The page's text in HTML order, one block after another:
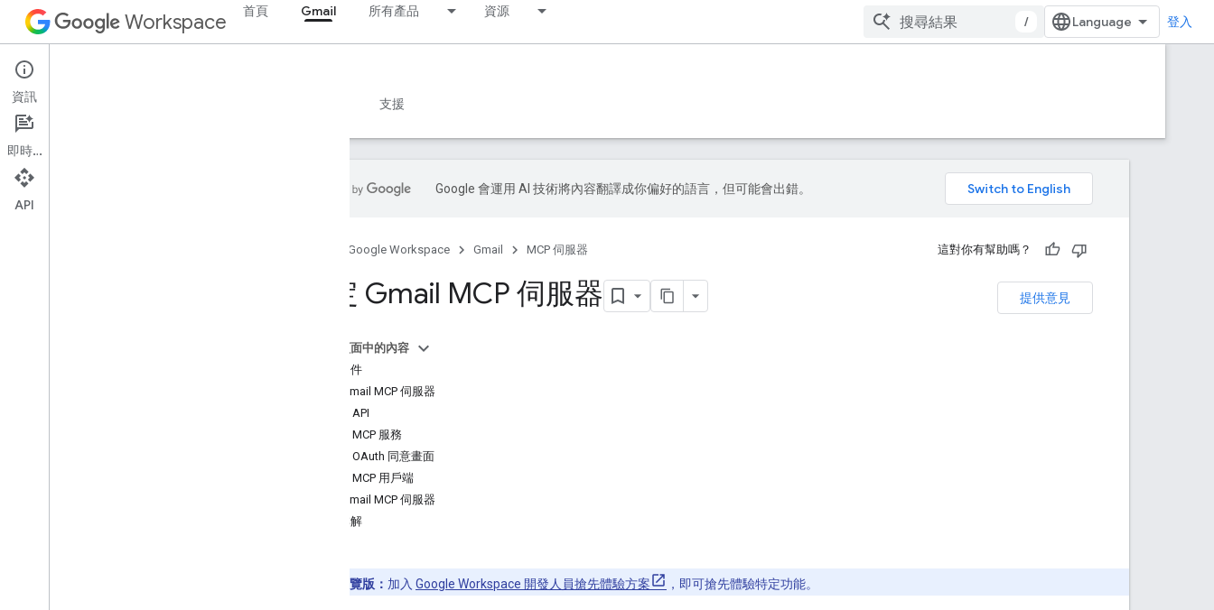
Workspace 首頁 Gmail 所有產品 資源
/ 登入
Gmail
總覽 支援
Google 會運用 AI 技術將內容翻譯成你偏好的語言，但可能會出錯。
Google Workspace Gmail MCP 伺服器 這對你有幫助嗎？
提供意見
設定 Gmail MCP 伺服器
這個頁面中的內容
必要條件
設定 Gmail MCP 伺服器
啟用 API
啟用 MCP 服務
設定 OAuth 同意畫面
設定 MCP 用戶端
測試 Gmail MCP 伺服器
疑難排解
開發人員預覽版： 加入 Google Workspace 開發人員搶先體驗方案 ，即可搶先體驗特定功能。
資訊
即時通訊
API